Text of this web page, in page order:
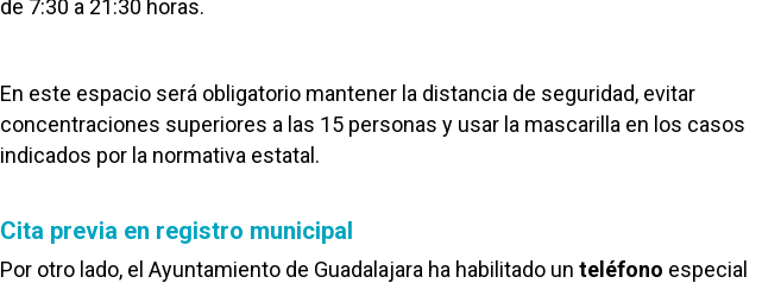
de 7:30 a 21:30 horas.
En este espacio será obligatorio mantener la distancia de seguridad, evitar
concentraciones superiores a las 15 personas y usar la mascarilla en los casos
indicados por la normativa estatal.
Cita previa en registro municipal
Por otro lado, el Ayuntamiento de Guadalajara ha habilitado un teléfono especial